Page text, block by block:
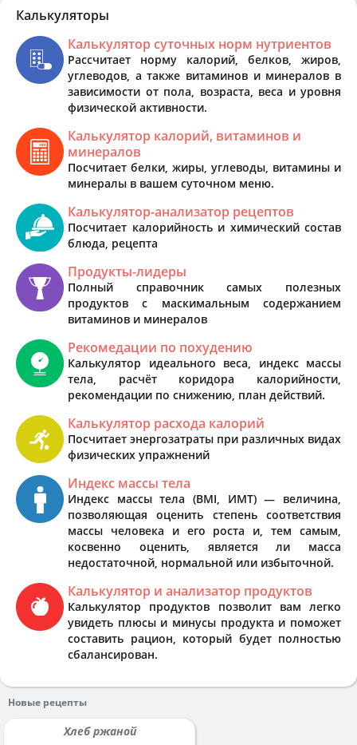
Калькуляторы
Калькулятор суточных норм нутриентов
Рассчитает норму калорий, белков, жиров,
углеводов, а также витаминов и минералов в
зависимости от пола, возраста, веса и уровня
физической активности.
Калькулятор калорий, витаминов и
минералов
Посчитает белки, жиры, углеводы, витамины и
минералы в вашем суточном меню.
Калькулятор-анализатор рецептов
Посчитает калорийность и химический состав
блюда, рецепта
Продукты-лидеры
Полный справочник самых полезных
продуктов с маскимальным содержанием
витаминов и минералов
Рекомедации по похудению
Калькулятор идеального веса, индекс массы
тела, расчёт коридора калорийности,
рекомендации по снижению, план действий.
Калькулятор расхода калорий
Посчитает энергозатраты при различных видах
физических упражнений
Индекс массы тела
Индекс массы тела (BMI, ИМТ) — величина,
позволяющая оценить степень соответствия
массы человека и его роста и, тем самым,
косвенно оценить, является ли масса
недостаточной, нормальной или избыточной.
Калькулятор и анализатор продуктов
Калькулятор продуктов позволит вам легко
увидеть плюсы и минусы продукта и поможет
составить рацион, который будет полностью
сбалансирован.
Новые рецепты
Хлеб ржаной